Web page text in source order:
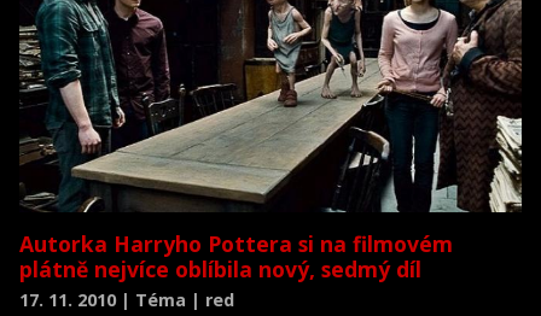
Autorka Harryho Pottera si na filmovém
plátně nejvíce oblíbila nový, sedmý díl
17. 11. 2010 | Téma | red